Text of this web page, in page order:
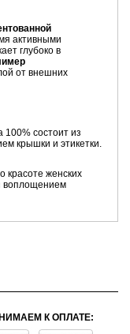
активными
глубоко в
от внешних
100% состоит из
крышки и этикетки.
красоте женских
воплощением
К ОПЛАТЕ: